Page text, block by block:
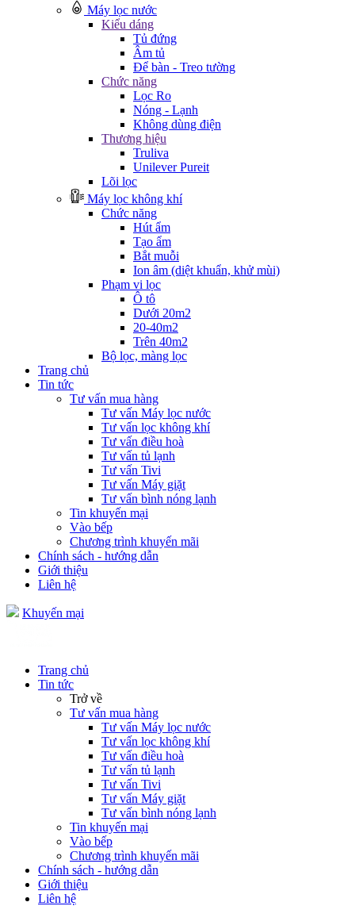
Máy lọc nước
Kiểu dáng
Tủ đứng
Âm tủ
Để bàn - Treo tường
Chức năng
Lọc Ro
Nóng - Lạnh
Không dùng điện
Thương hiệu
Truliva
Unilever Pureit
Lõi lọc
Máy lọc không khí
Chức năng
Hút ẩm
Tạo ẩm
Bắt muỗi
Ion âm (diệt khuẩn, khử mùi)
Phạm vi lọc
Ô tô
Dưới 20m2
20-40m2
Trên 40m2
Bộ lọc, màng lọc
Trang chủ
Tin tức
Tư vấn mua hàng
Tư vấn Máy lọc nước
Tư vấn lọc không khí
Tư vấn điều hoà
Tư vấn tủ lạnh
Tư vấn Tivi
Tư vấn Máy giặt
Tư vấn bình nóng lạnh
Tin khuyến mại
Vào bếp
Chương trình khuyến mãi
Chính sách - hướng dẫn
Giới thiệu
Liên hệ
Khuyến mại
Trang chủ
Tin tức
Trở về
Tư vấn mua hàng
Tư vấn Máy lọc nước
Tư vấn lọc không khí
Tư vấn điều hoà
Tư vấn tủ lạnh
Tư vấn Tivi
Tư vấn Máy giặt
Tư vấn bình nóng lạnh
Tin khuyến mại
Vào bếp
Chương trình khuyến mãi
Chính sách - hướng dẫn
Giới thiệu
Liên hệ